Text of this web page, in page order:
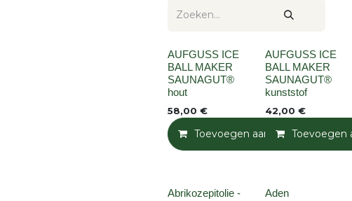
None
AUFGUSS ICE
BALL MAKER
SAUNAGUT®
hout
58,00 €
Toevoegen aan winkelmandje
None
AUFGUSS ICE
BALL MAKER
SAUNAGUT®
kunststof
42,00 €
Toevoegen
Abrikozepitolie -
Aden